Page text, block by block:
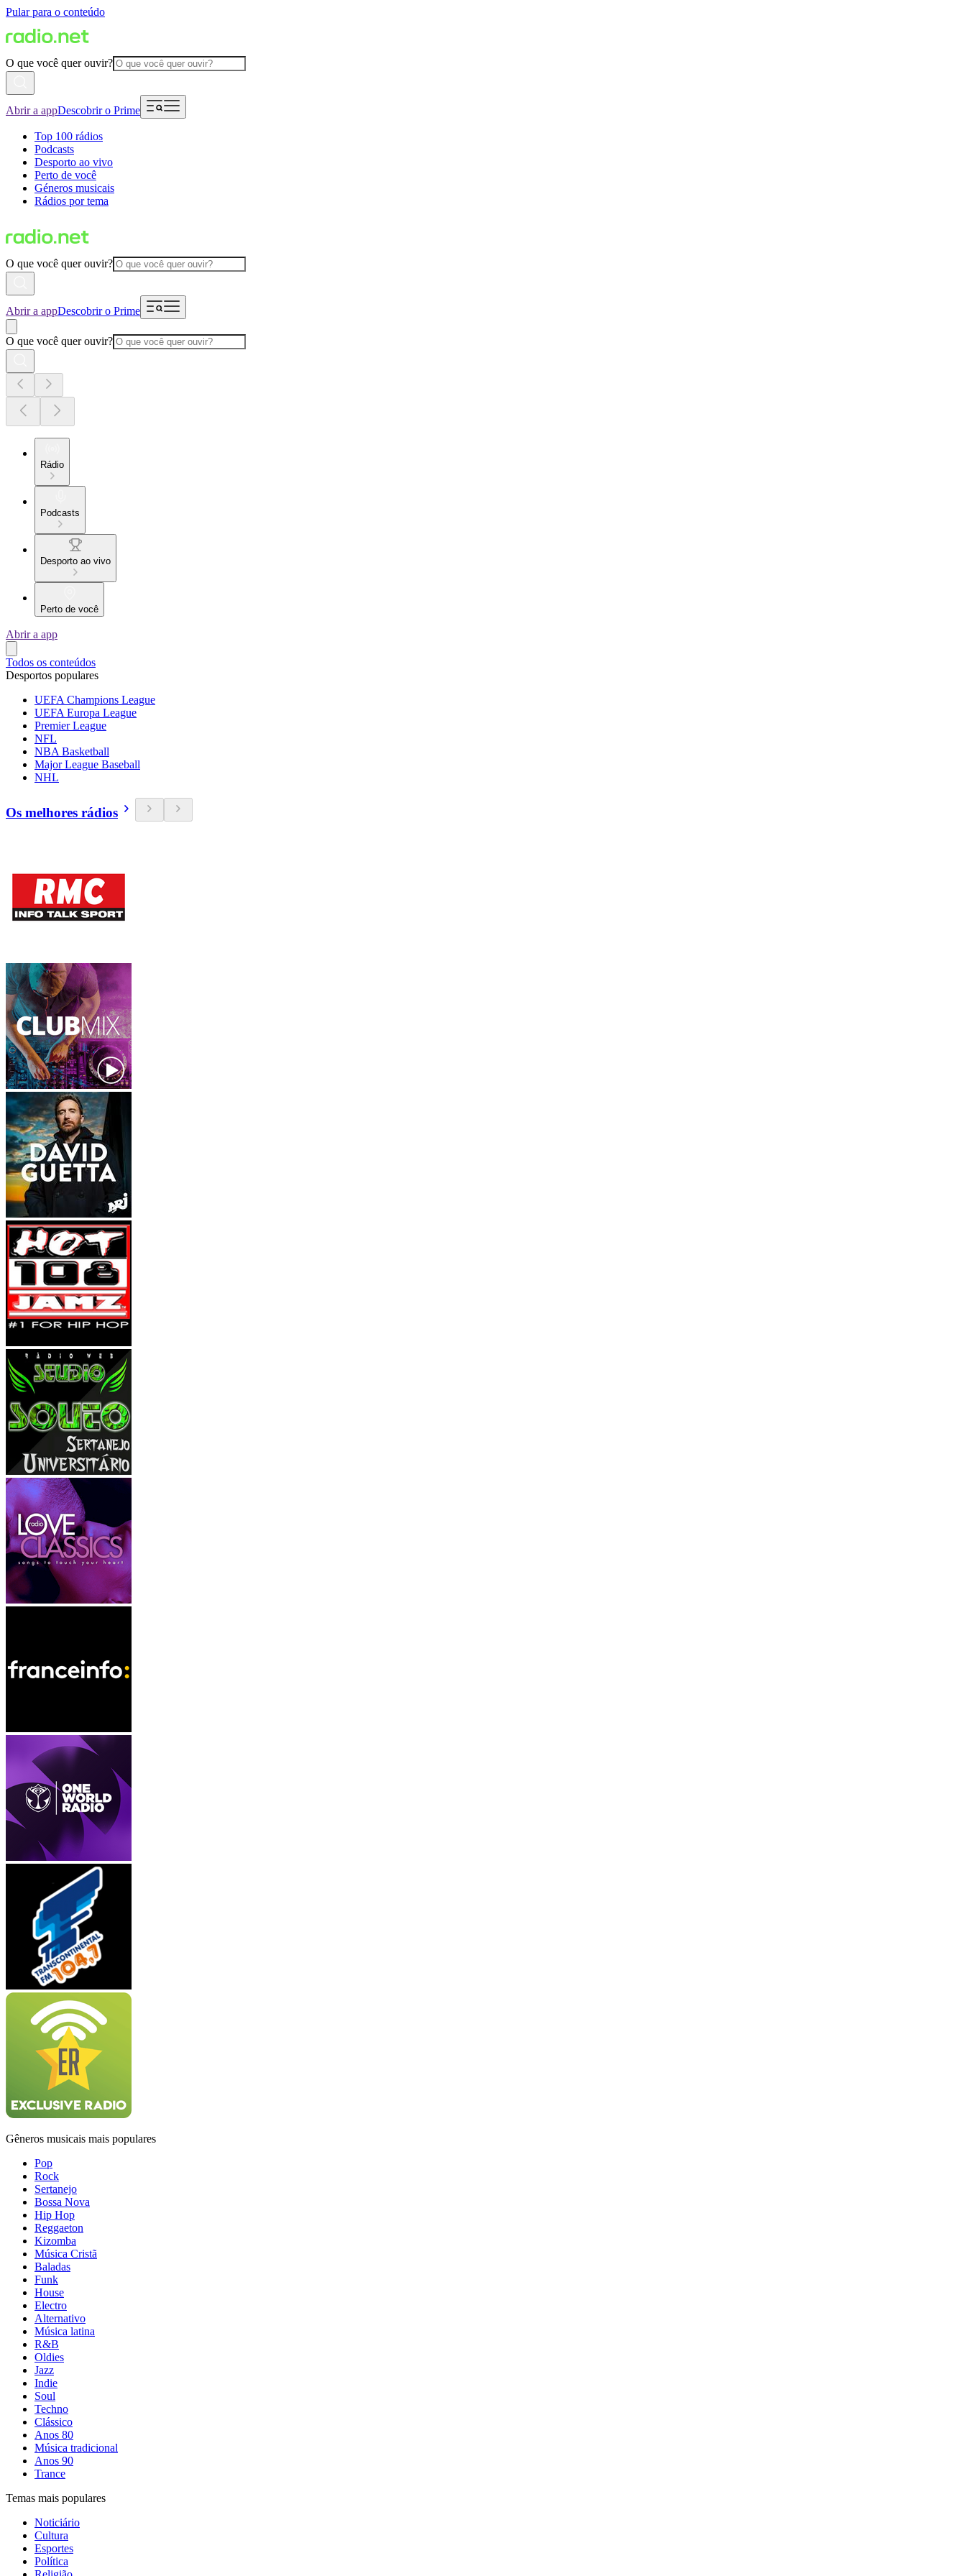
Pular para o conteúdo
O que você quer ouvir?
Abrir a appDescobrir o Prime
Top 100 rádios
Podcasts
Desporto ao vivo
Perto de você
Géneros musicais
Rádios por tema
O que você quer ouvir?
Abrir a appDescobrir o Prime
O que você quer ouvir?
Rádio
Podcasts
Desporto ao vivo
Perto de você
Abrir a app
Todos os conteúdos
Desportos populares
UEFA Champions League
UEFA Europa League
Premier League
NFL
NBA Basketball
Major League Baseball
NHL
Os melhores rádios
Gêneros musicais mais populares
Pop
Rock
Sertanejo
Bossa Nova
Hip Hop
Reggaeton
Kizomba
Música Cristã
Baladas
Funk
House
Electro
Alternativo
Música latina
R&B
Oldies
Jazz
Indie
Soul
Techno
Clássico
Anos 80
Música tradicional
Anos 90
Trance
Temas mais populares
Noticiário
Cultura
Esportes
Política